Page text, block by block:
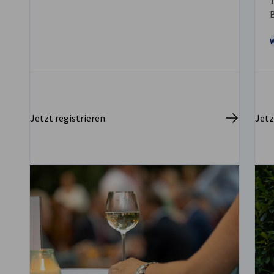
Jetzt registrieren
vorherigenächste